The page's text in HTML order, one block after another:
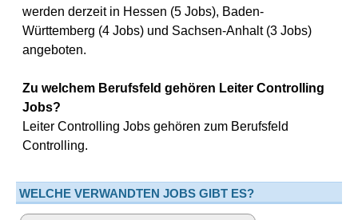
werden derzeit in Hessen (5 Jobs), Baden-
Württemberg (4 Jobs) und Sachsen-Anhalt (3 Jobs)
angeboten.
Zu welchem Berufsfeld gehören Leiter Controlling
Jobs?
Leiter Controlling Jobs gehören zum Berufsfeld
Controlling.
WELCHE VERWANDTEN JOBS GIBT ES?